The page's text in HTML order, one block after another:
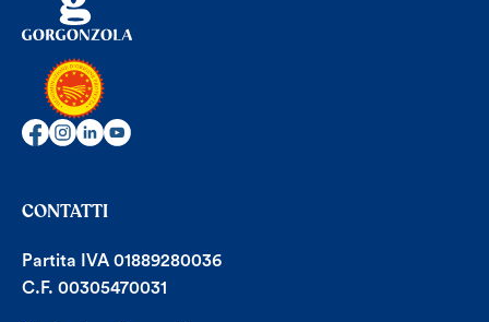
CONTATTI
Partita IVA 01889280036
C.F. 00305470031